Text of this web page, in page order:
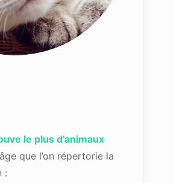
le plus d’animaux
que l’on répertorie la
: